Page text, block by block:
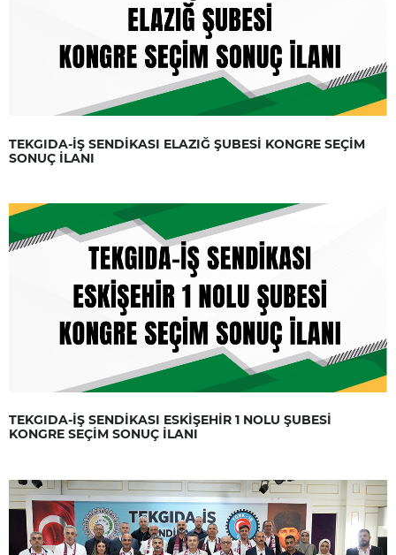
TEKGIDA-İŞ SENDİKASI ELAZIĞ ŞUBESİ KONGRE SEÇİM
SONUÇ İLANI
TEKGIDA-İŞ SENDİKASI ESKİŞEHİR 1 NOLU ŞUBESİ
KONGRE SEÇİM SONUÇ İLANI